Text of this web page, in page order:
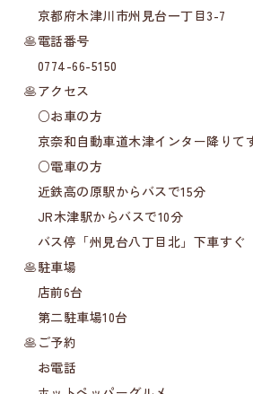
京都府木津川市州見台一丁目3-7
🥞電話番号
0774-66-5150
🥞アクセス
○お車の方
京奈和自動車道木津インター降りて
○電車の方
近鉄高の原駅からバスで15分
JR木津駅からバスで10分
バス停「州見台八丁目北」下車すぐ
🥞駐車場
店前6台
第二駐車場10台
🥞ご予約
お電話